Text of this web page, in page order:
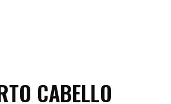
CABELLO